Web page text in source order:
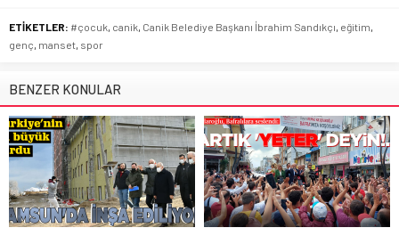
ETİKETLER: #çocuk, canik, Canik Belediye Başkanı İbrahim Sandıkçı, eğitim,
genç, manset, spor
BENZER KONULAR